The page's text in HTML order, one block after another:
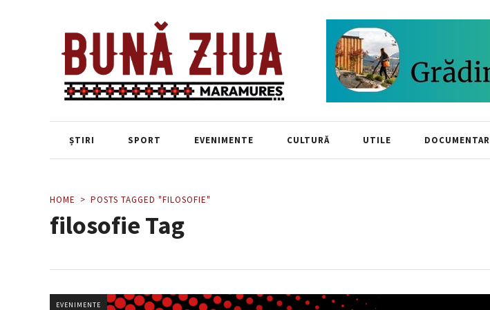
ȘTIRI SPORT EVENIMENTE CULTURĂ UTILE DOCUMENTAR
HOME POSTS TAGGED "FILOSOFIE"
filosofie Tag
EVENIMENTE